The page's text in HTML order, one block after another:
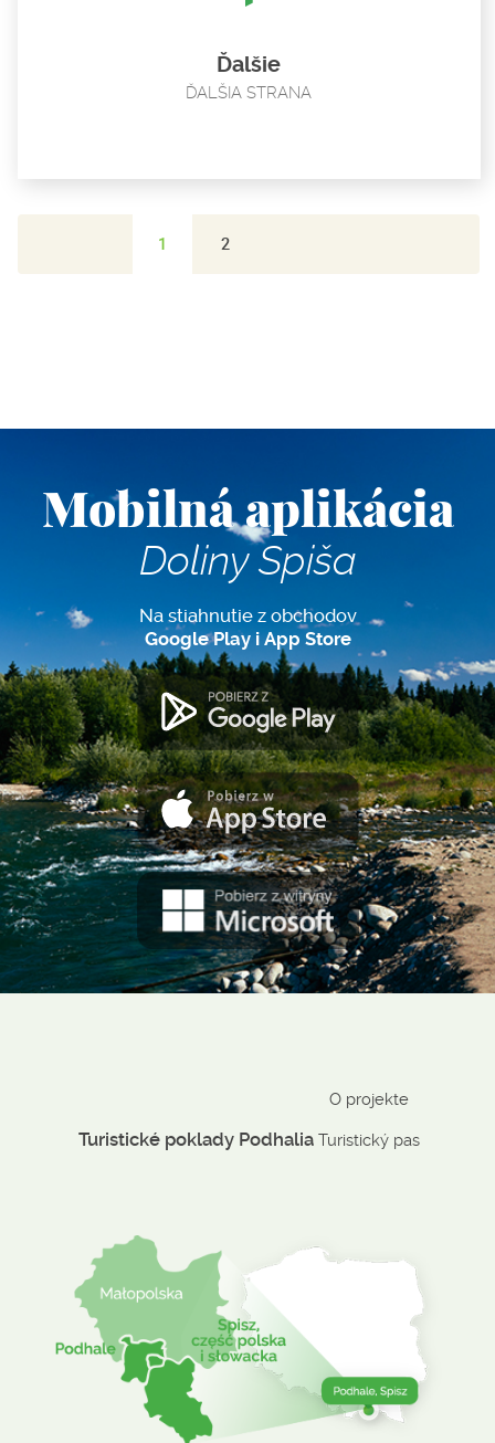
1952-1958), ale...
Ďalšie
ĎALŠIA STRANA
1 2
Mobilná aplikácia
Doliny Spiša
Na stiahnutie z obchodov
Google Play i App Store
Turistické poklady Podhalia
O projekte
Turistický pas